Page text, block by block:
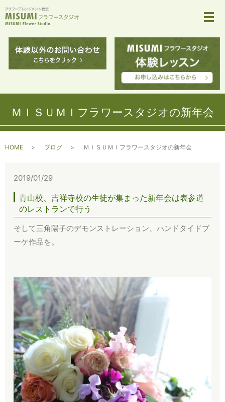
メ
ＭＩＳＵＭＩフラワースタジオの新年会
HOME ブログ ＭＩＳＵＭＩフラワースタジオの新年会
2019/01/29
青山校、吉祥寺校の生徒が集まった新年会は表参道
のレストランで行う
そして三角陽子のデモンストレーション、ハンドタイドブ
ーケ作品を。